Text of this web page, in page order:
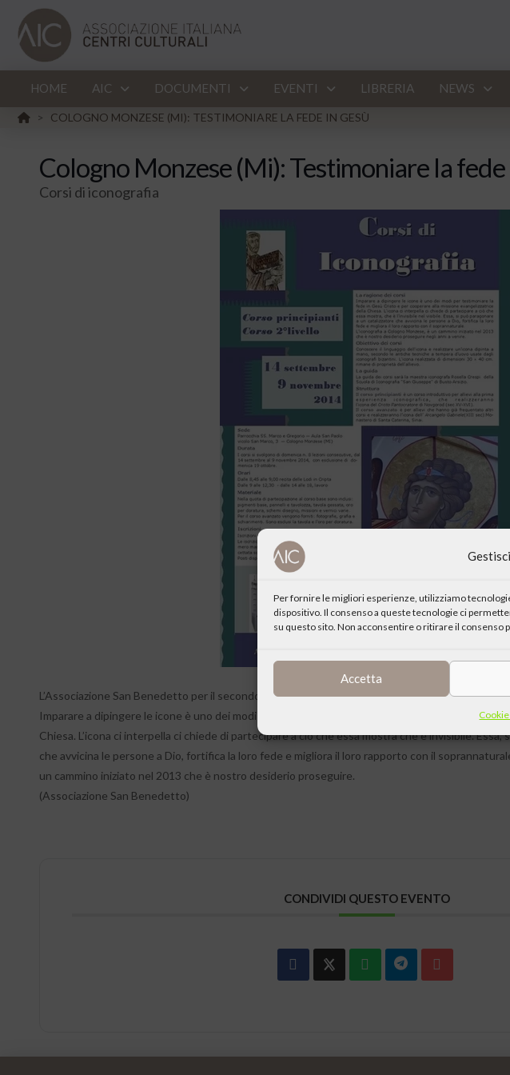
Per fornire le migliori esperienze, utilizziamo
dispositivo. Il consenso a queste tecnologie ci
su questo sito. Non acconsentire o ritirare il
Accetta
HOME AIC DOCUMENTI EVENTI LIBRERIA NEWS
HOME
> COLOGNO MONZESE (MI): TESTIMONIARE LA FEDE IN GESÙ
Cologno Monzese (Mi): Testimoniare la fede
Corsi di iconografia
L’Associazione San Benedetto per il secondo anno organizza due nuovi corsi di iconografia per
Imparare a dipingere le icone è uno dei modi di testimoniare la fede in Gesù Cristo per
Chiesa. L’icona ci interpella ci chiede di partecipare a ciò che essa mostra che è invisibile.
che avvicina le persone a Dio, fortifica la loro fede e migliora il loro rapporto con il
un cammino iniziato nel 2013 che è nostro desiderio proseguire.
(Associazione San Benedetto)
CONDIVIDI QUESTO EVENTO